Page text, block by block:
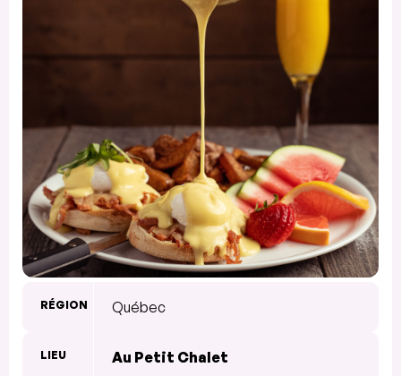
RÉGION Québec
LIEU
Au Petit Chalet